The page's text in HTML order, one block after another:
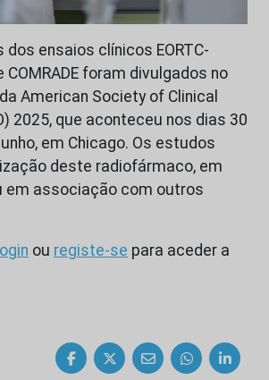
dos ensaios clínicos EORTC-
COMRADE foram divulgados no
American Society of Clinical
2025, que aconteceu nos dias 30
em Chicago. Os estudos
deste radiofármaco, em
em associação com outros
login ou registe-se para aceder a